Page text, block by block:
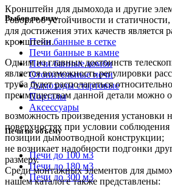
Кронштейн для дымохода и другие
Говоря об устойчивости и
для достижения этих качеств является
кронштейн.
Одним из главных достоинств
является возможность регулировки
труба будет располагаться
преимуществам данной детали можно
возможность произведения установки
поверхностях при условии соблюдения
позиции дымоотводной конструкции;
не возникает надобности подгонки
размеру.
Среди монтажных элементов для
нашем каталоге также представлены:
Выбор по виду
Печи банные в сетке
Печи банные в камне
Печи банные комби
Отопительные печи
Дымоходы стартовые
Порталы
Аксессуары
Печи по объёму
Печи до 100 м3
Печи до 180 м3
Печи до 300 м3